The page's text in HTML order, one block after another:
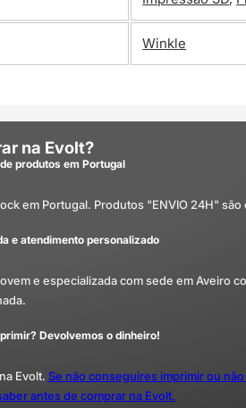
Winkle
na Evolt?
produtos em Portugal
em Portugal. Produtos "ENVIO 24H"
e atendimento personalizado
e especializada com sede em Aveiro
Devolvemos o dinheiro!
Evolt. Se não conseguires imprimir ou
antes de comprar na Evolt.